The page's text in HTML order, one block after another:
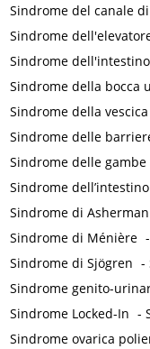
Sindrome del canale
Sindrome
Sindrome
Sindrome della bocca
Sindrome della
Sindrome delle
Sindrome delle
Sindrome
Sindrome di Asherman
Sindrome di Ménière
Sindrome di Sjögren -
Sindrome genito-
Sindrome Locked-In -
Sindrome ovarica